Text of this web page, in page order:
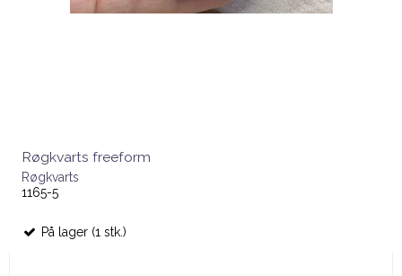
Røgkvarts freeform
Røgkvarts
1165-5
På lager (1 stk.)